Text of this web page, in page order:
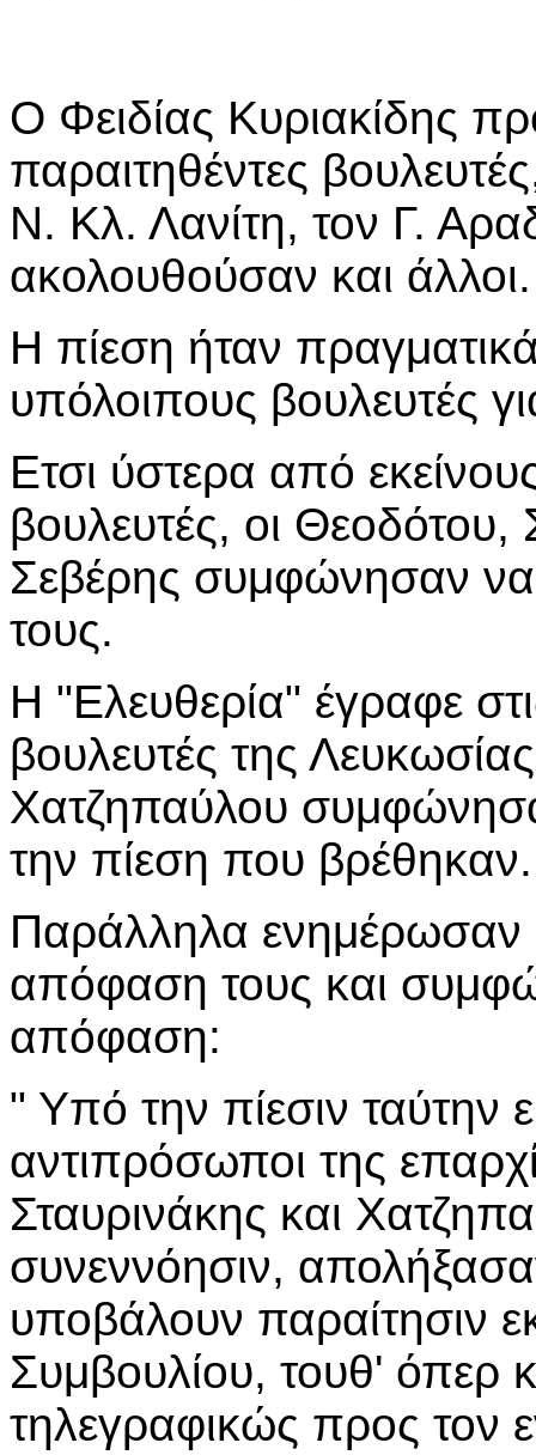
Ο Φειδίας Κυριακίδης
παραιτηθέντες
Ν. Κλ. Λανίτη, τον Γ.
ακολουθούσαν και άλλοι.
Η πίεση ήταν
υπόλοιπους βουλευτές
Ετσι ύστερα από
βουλευτές, οι Θεοδότου,
Σεβέρης συμφώνησαν να
τους.
Η "Ελευθερία" έγραφε
βουλευτές της
Χατζηπαύλου
την πίεση που βρέθηκαν.
Παράλληλα ενημέρωσαν
απόφαση τους και
απόφαση:
" Υπό την πίεσιν ταύτην
αντιπρόσωποι της
Σταυρινάκης και
συνεννόησιν,
υποβάλουν παραίτησιν
Συμβουλίου, τουθ' όπερ
τηλεγραφικώς προς τον